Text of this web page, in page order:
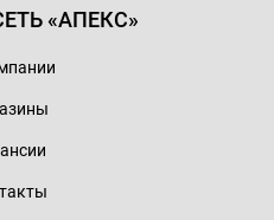
«АПЕКС»